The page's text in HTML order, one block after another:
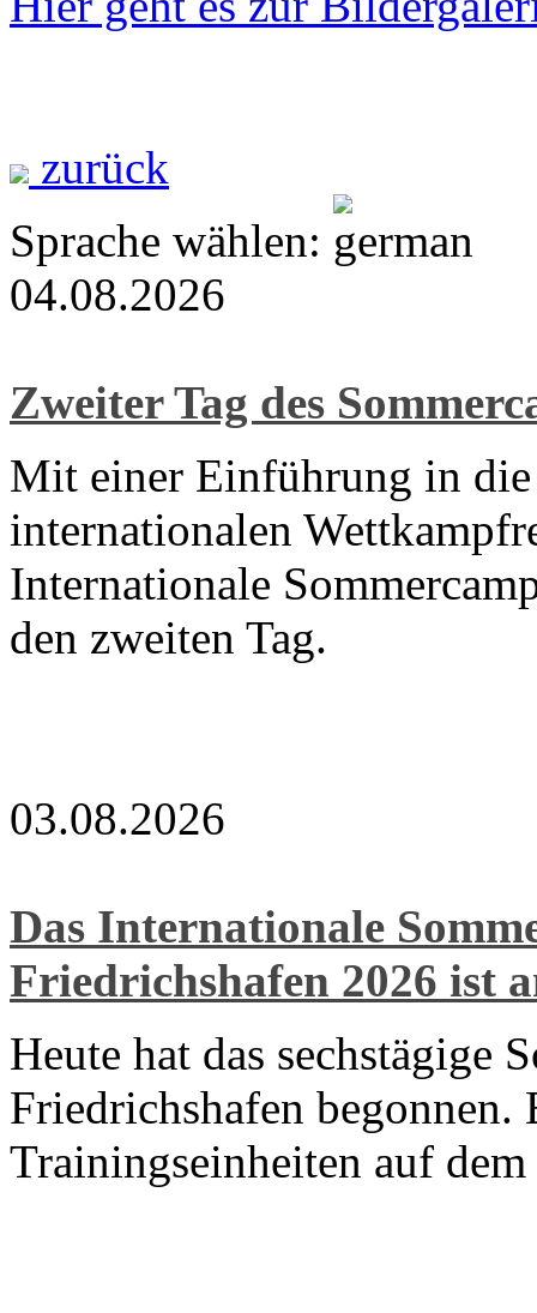
zurück
Sprache wählen:
04.08.2026
Zweiter Tag des
Mit einer Einführung in die
internationalen
Internationale
den zweiten Tag.
03.08.2026
Das Internationale
Friedrichshafen 2026 ist
Heute hat das sechstägige
Friedrichshafen begonnen.
Trainingseinheiten auf